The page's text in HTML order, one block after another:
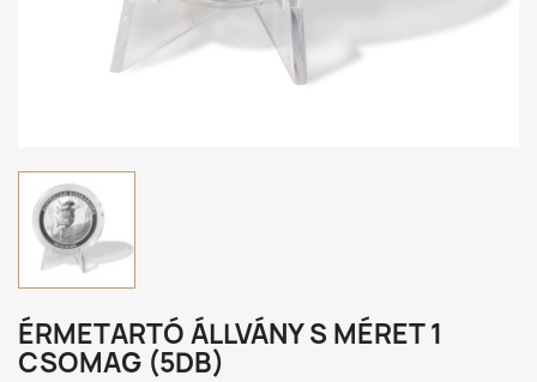
ÉRMETARTÓ ÁLLVÁNY S MÉRET 1
CSOMAG (5DB)